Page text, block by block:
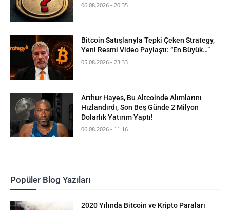
06.08.2026 - 20:35
Bitcoin Satışlarıyla Tepki Çeken Strategy,
Yeni Resmi Video Paylaştı: “En Büyük…”
05.08.2026 - 23:33
Arthur Hayes, Bu Altcoinde Alımlarını
Hızlandırdı, Son Beş Günde 2 Milyon
Dolarlık Yatırım Yaptı!
06.08.2026 - 11:16
Popüler Blog Yazıları
2020 Yılında Bitcoin ve Kripto Paraları